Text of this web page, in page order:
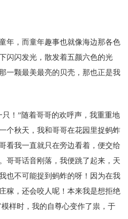
年，而童年趣事也就像海边那各色
闪闪发光，散发着五颜六色的光
一颗最美最亮的贝壳，那也正是我
！”随着哥哥的欢呼声，我重重地
个秋天，我和哥哥在花园里捉蚂蚱
看我一直就只在旁边看着，便交给
哥哥话音刚落，我便跳了起来，天
也不可能捉到蚂蚱的呀！因为在我
稼，还会咬人呢！本来我是想拒绝
样时，我的自尊心变作了祟，于